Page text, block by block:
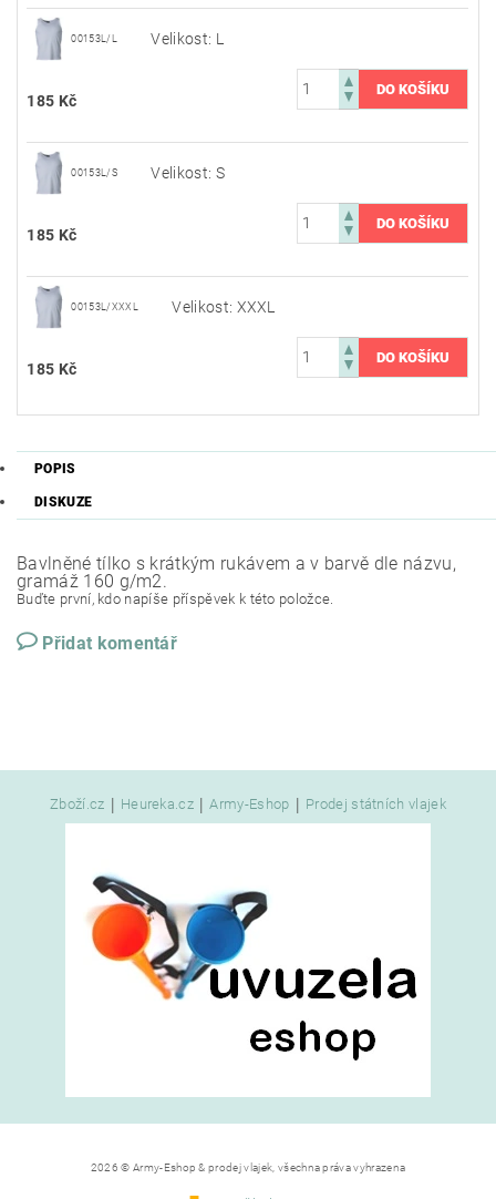
00153L/L Velikost: L
185 Kč
00153L/S Velikost: S
185 Kč
00153L/XXXL Velikost: XXXL
185 Kč
POPIS
DISKUZE
Bavlněné tílko s krátkým rukávem a v barvě dle názvu,
gramáž 160 g/m2.
Buďte první, kdo napíše příspěvek k této položce.
Přidat komentář
Zboží.cz | Heureka.cz | Army-Eshop | Prodej státních vlajek
2026 © Army-Eshop & prodej vlajek, všechna práva vyhrazena